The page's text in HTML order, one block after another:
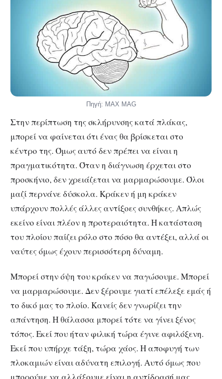
Πηγή: MAX MAG
Στην περίπτωση της σκλήρυνσης κατά πλάκας,
μπορεί να φαίνεται ότι ένας θα βρίσκεται στο
κέντρο της. Όμως αυτό δεν πρέπει να είναι η
πραγματικότητα. Όταν η διάγνωση έρχεται στο
προσκήνιο, δεν χρειάζεται να μαρμαρώσουμε. Όλοι
μαζί περνάνε δύσκολα. Κράκεν ή μη κράκεν
υπάρχουν πολλές άλλες αντίξοες συνθήκες. Απλώς
εκείνο είναι πλέον η προτεραιότητα. Η κατάσταση
του πλοίου παίζει ρόλο στο πόσο θα αντέξει, αλλά οι
ναύτες όμως έχουν περισσότερη δύναμη.
Μπορεί στην όψη του κράκεν να παγώσουμε. Μπορεί
να μαρμαρώσουμε. Δεν ξέρουμε γιατί επέλεξε εμάς ή
το δικό μας το πλοίο. Κανείς δεν γνωρίζει την
απάντηση. Η θάλασσα μπορεί τότε να γίνει ξένος
τόπος. Εκεί που ήταν φιλική τώρα έγινε αφιλόξενη.
Εκεί που υπήρχε τάξη, τώρα χάος. Η αποφυγή των
πλοκαμιών είναι αδύνατη επιλογή. Αυτό όμως που
μπορούμε να αλλάξουμε είναι η αντίδρασή μας.